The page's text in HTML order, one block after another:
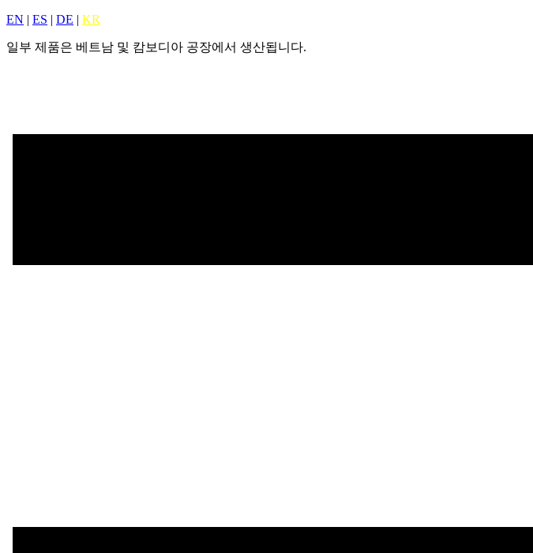
EN | ES | DE | KR
일부 제품은 베트남 및 캄보디아 공장에서 생산됩니다.